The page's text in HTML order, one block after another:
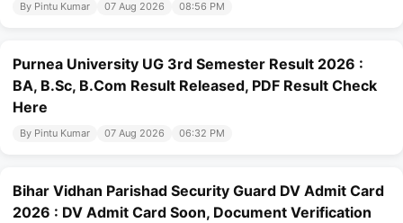
By Pintu Kumar 07 Aug 2026 08:56 PM
Purnea University UG 3rd Semester Result 2026 :
BA, B.Sc, B.Com Result Released, PDF Result Check
Here
By Pintu Kumar 07 Aug 2026 06:32 PM
Bihar Vidhan Parishad Security Guard DV Admit Card
2026 : DV Admit Card Soon, Document Verification